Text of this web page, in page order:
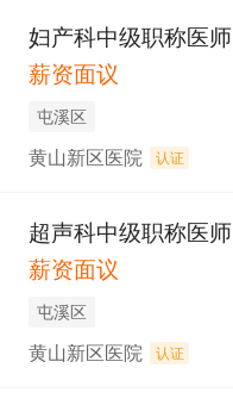
妇产科中级职称医师
薪资面议
屯溪区
黄山新区医院 认证
超声科中级职称医师
薪资面议
屯溪区
黄山新区医院 认证